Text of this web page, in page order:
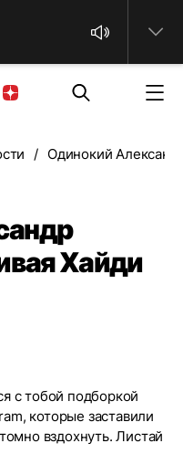
Яндекс дзен
Одинокий
Хайди
с тобой подборкой
которые заставили
вздохнуть. Листай